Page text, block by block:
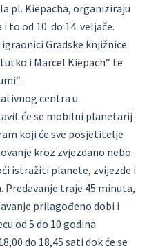
pl. Kiepacha, organiziraju
to od 10. do 14. veljače.
Gradske knjižnice
i Marcel Kiepach“ te
centra u
će se mobilni planetarij
koji će sve posjetitelje
kroz zvjezdano nebo.
istražiti planete, zvijezde i
traje 45 minuta,
prilagođeno dobi i
od 5 do 10 godina
do 18,45 sati dok će se